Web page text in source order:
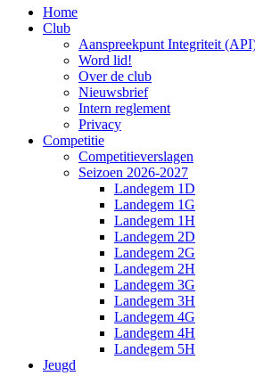
Home
Club
Aanspreekpunt Integriteit
Word lid!
Over de club
Nieuwsbrief
Intern reglement
Privacy
Competitie
Competitieverslagen
Seizoen 2026-2027
Landegem 1D
Landegem 1G
Landegem 1H
Landegem 2D
Landegem 2G
Landegem 2H
Landegem 3G
Landegem 3H
Landegem 4G
Landegem 4H
Landegem 5H
Jeugd